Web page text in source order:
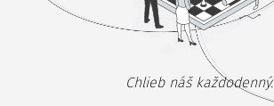
Chlieb náš každodenný.